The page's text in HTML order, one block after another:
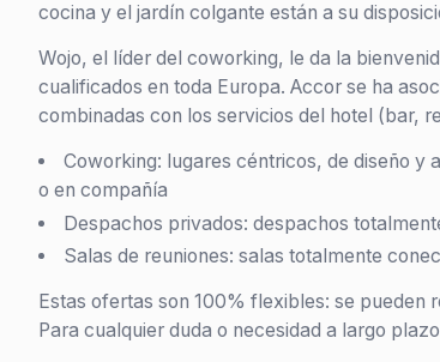
cocina y el jardín colgante están a su
Wojo, el líder del coworking, le da la
cualificados en toda Europa. Accor se ha
combinadas con los servicios del hotel (bar,
Coworking: lugares céntricos, de diseño y
o en compañía
Despachos privados: despachos
Salas de reuniones: salas totalmente
Estas ofertas son 100% flexibles: se pueden
Para cualquier duda o necesidad a largo